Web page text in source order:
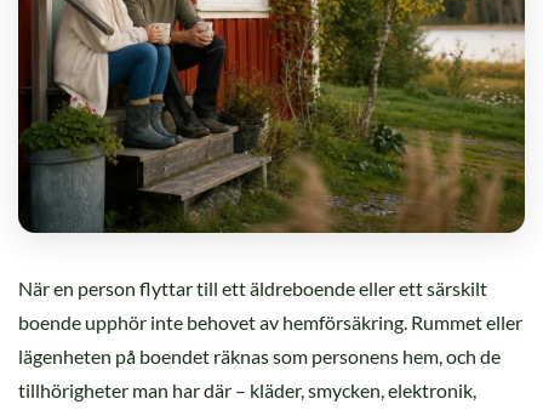
När en person flyttar till ett äldreboende eller ett särskilt
boende upphör inte behovet av hemförsäkring. Rummet eller
lägenheten på boendet räknas som personens hem, och de
tillhörigheter man har där – kläder, smycken, elektronik,